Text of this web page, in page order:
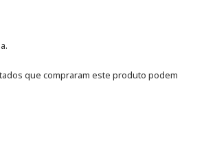
que compraram este produto podem